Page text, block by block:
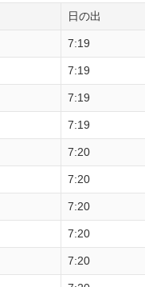
日の出
7:19
7:19
7:19
7:19
7:20
7:20
7:20
7:20
7:20